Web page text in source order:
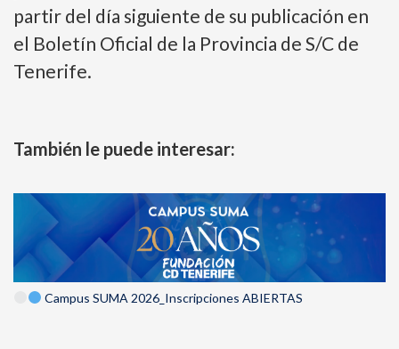
partir del día siguiente de su publicación en
el Boletín Oficial de la Provincia de S/C de
Tenerife.
También le puede interesar:
Campus SUMA 2026_Inscripciones ABIERTAS